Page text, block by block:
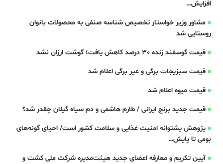
افزایش…
مشاور وزیر خواستار تخصیص شناسه صنفی به محصولات بانوان
روستایی شد
قیمت گوسفند زنده 30 درصد کاهش یافت؛ گوشت ارزان نشد
قیمت سبزیجات برگی و غیر برگی اعلام شد
قیمت میوه اعلام شد
قیمت جدید برنج ایرانی / طارم هاشمی و دم سیاه گیلان چقدر شد؟
پژوهش پشتوانه امنیت غذایی و سلامت کشور است/ احیای گونه‌های
بومی تا پایش…
آیین تکریم و معارفه اعضای جدید هیئت‌مدیره شرکت ملی کشت و